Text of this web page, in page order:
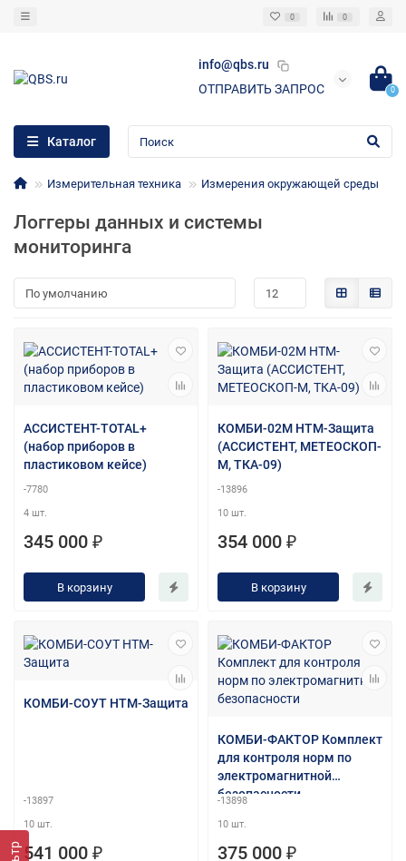
0 0
info@qbs.ru
ОТПРАВИТЬ ЗАПРОС
0
Каталог
Измерительная техника Измерения окружающей среды
Логгеры данных и системы
мониторинга
АССИСТЕНТ-TOTAL+
(набор приборов в
пластиковом кейсе)
-7780
4 шт.
345 000 ₽
В корзину
КОМБИ-02М НТМ-Защита
(АССИСТЕНТ, МЕТЕОСКОП-
М, ТКА-09)
-13896
10 шт.
354 000 ₽
В корзину
КОМБИ-СОУТ НТМ-Защита
-13897
10 шт.
541 000 ₽
КОМБИ-ФАКТОР Комплект
для контроля норм по
электромагнитной
безопасности
-13898
10 шт.
375 000 ₽